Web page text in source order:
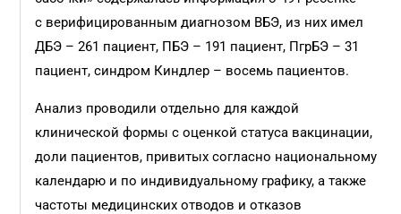
с верифицированным диагнозом ВБЭ, из них имел
ДБЭ – 261 пациент, ПБЭ – 191 пациент, ПгрБЭ – 31
пациент, синдром Киндлер – восемь пациентов.
Анализ проводили отдельно для каждой
клинической формы с оценкой статуса вакцинации,
доли пациентов, привитых согласно национальному
календарю и по индивидуальному графику, а также
частоты медицинских отводов и отказов